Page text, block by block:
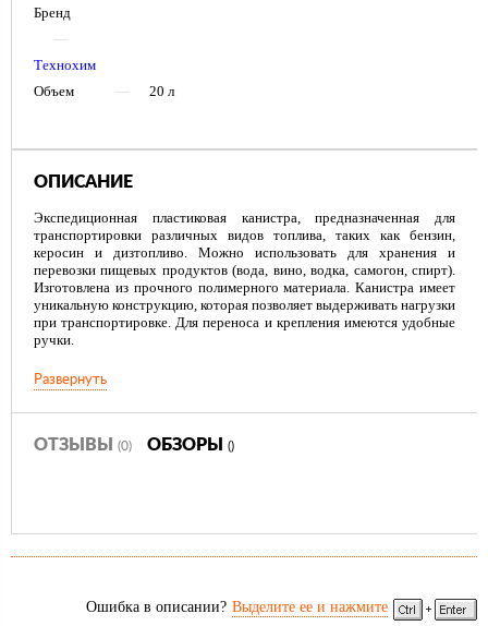
Бренд
—
Технохим
Объем
— 20 л
ОПИСАНИЕ
Экспедиционная пластиковая канистра, предназначенная для
транспортировки различных видов топлива, таких как бензин,
керосин и дизтопливо. Можно использовать для хранения и
перевозки пищевых продуктов (вода, вино, водка, самогон, спирт).
Изготовлена из прочного полимерного материала. Канистра имеет
уникальную конструкцию, которая позволяет выдерживать нагрузки
при транспортировке. Для переноса и крепления имеются удобные
ручки.
Развернуть
ОТЗЫВЫ (0) ОБЗОРЫ ()
Ошибка в описании? Выделите ее и нажмите